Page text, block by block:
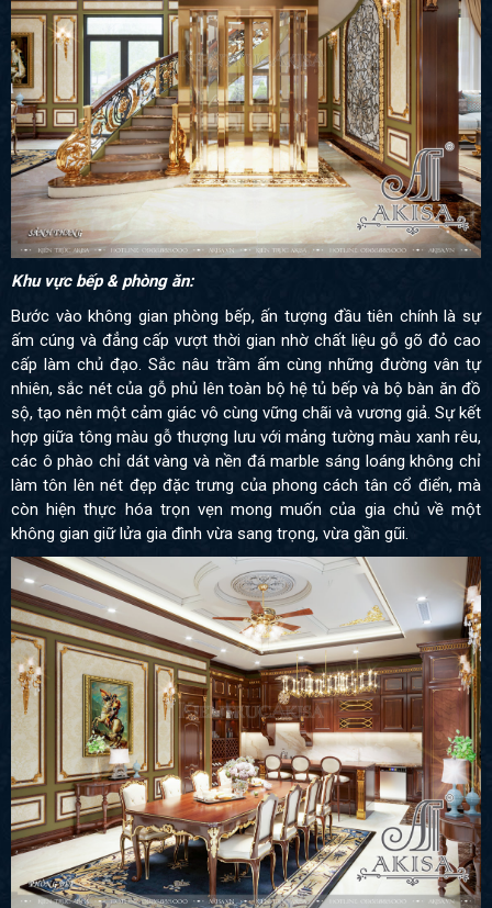
Khu vực bếp & phòng ăn:
Bước vào không gian phòng bếp, ấn tượng đầu tiên chính là sự
ấm cúng và đẳng cấp vượt thời gian nhờ chất liệu gỗ gõ đỏ cao
cấp làm chủ đạo. Sắc nâu trầm ấm cùng những đường vân tự
nhiên, sắc nét của gỗ phủ lên toàn bộ hệ tủ bếp và bộ bàn ăn đồ
sộ, tạo nên một cảm giác vô cùng vững chãi và vương giả. Sự kết
hợp giữa tông màu gỗ thượng lưu với mảng tường màu xanh rêu,
các ô phào chỉ dát vàng và nền đá marble sáng loáng không chỉ
làm tôn lên nét đẹp đặc trưng của phong cách tân cổ điển, mà
còn hiện thực hóa trọn vẹn mong muốn của gia chủ về một
không gian giữ lửa gia đình vừa sang trọng, vừa gần gũi.